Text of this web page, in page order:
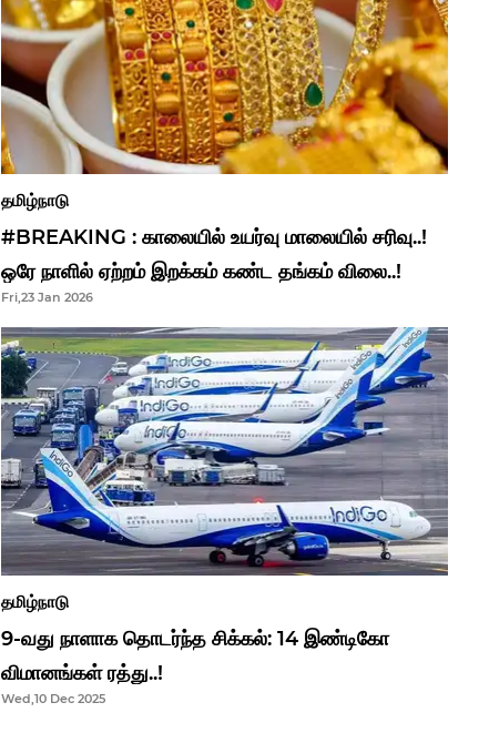
தமிழ்நாடு
#BREAKING : காலையில் உயர்வு மாலையில் சரிவு..!
ஒரே நாளில் ஏற்றம் இறக்கம் கண்ட தங்கம் விலை..!
Fri,23 Jan 2026
தமிழ்நாடு
9-வது நாளாக தொடர்ந்த சிக்கல்: 14 இண்டிகோ
விமானங்கள் ரத்து..!
Wed,10 Dec 2025